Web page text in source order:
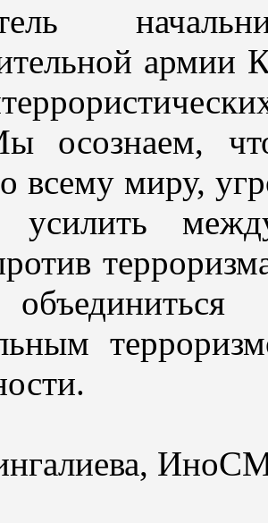
осознаем,
всему миру,
усилить